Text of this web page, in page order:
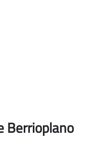
Berrioplano